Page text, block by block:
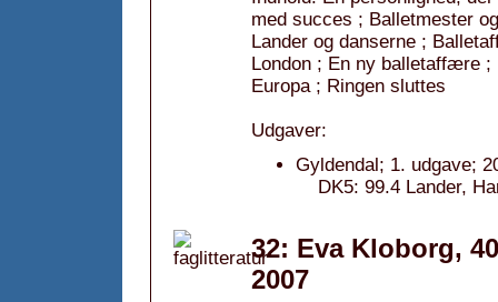
med succes ; Balletmester
Lander og danserne ;
London ; En ny balletaffære ;
Europa ; Ringen sluttes
Udgaver:
Gyldendal; 1. udgave;
DK5: 99.4 Lander,
32: Eva Kloborg,
2007